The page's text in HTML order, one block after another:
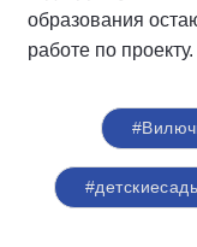
образования
работе по проекту.